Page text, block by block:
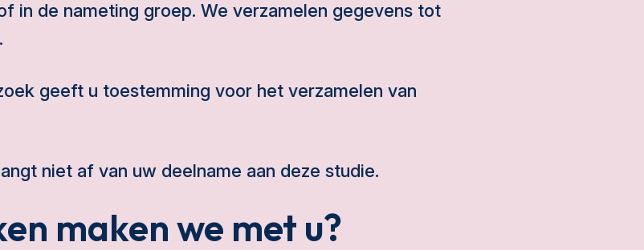
in de nameting groep. We verzamelen gegevens tot
geeft u toestemming voor het verzamelen van
niet af van uw deelname aan deze studie.
maken we met u?